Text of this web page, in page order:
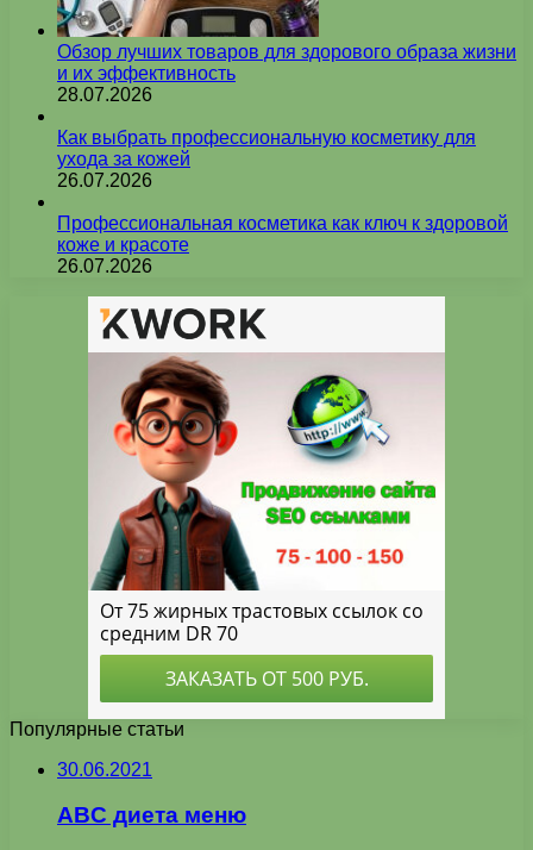
Обзор лучших товаров для здорового образа жизни
и их эффективность
28.07.2026
Как выбрать профессиональную косметику для
ухода за кожей
26.07.2026
Профессиональная косметика как ключ к здоровой
коже и красоте
26.07.2026
Популярные статьи
30.06.2021
ABC диета меню